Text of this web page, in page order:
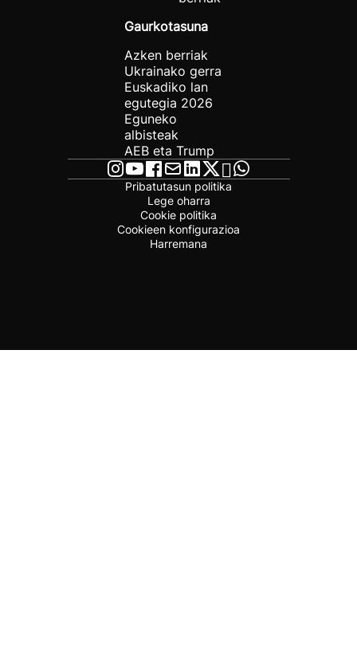
Gaurkotasuna
Azken berriak
Ukrainako gerra
Euskadiko lan
egutegia 2026
Eguneko
albisteak
AEB eta Trump
Pribatutasun politika
Lege oharra
Cookie politika
Cookieen konfigurazioa
Harremana